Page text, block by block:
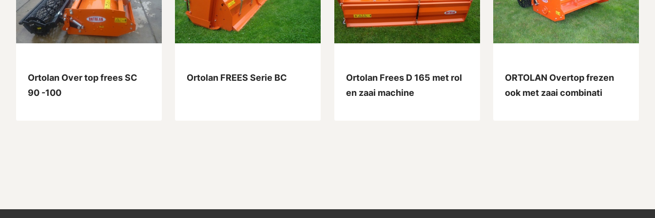
Ortolan Over top frees SC
90 -100
Ortolan FREES Serie BC
Ortolan Frees D 165 met rol
en zaai machine
ORTOLAN Overtop frezen
ook met zaai combinati